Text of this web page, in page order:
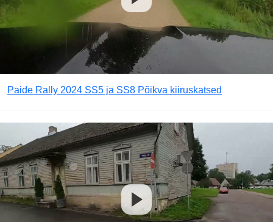
Paide Rally 2024 SS5 ja SS8 Põikva kiiruskatsed